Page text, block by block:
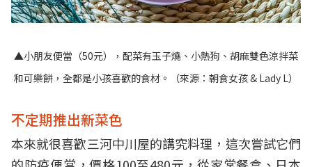
▲小朋友便當（50元），配菜有玉子燒、小熱狗、胡麻雙色涼拌菜
和可樂餅，全都是小孩喜歡的食材。（來源： 朝食女孩 & Lady L）
不定期推出新菜色
本來就很喜歡三河中川屋的講究料理，這次嘗試它們